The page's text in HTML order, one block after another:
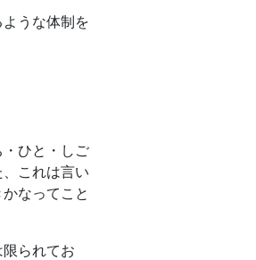
うな体制を
ひと・しご
これは言い
なってこと
られてお